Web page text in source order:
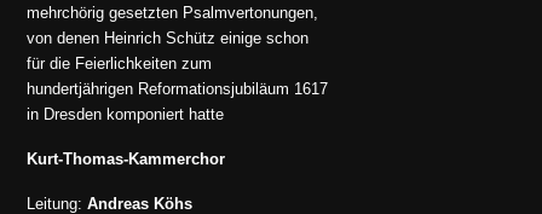
mehrchörig gesetzten Psalmvertonungen,
von denen Heinrich Schütz einige schon
für die Feierlichkeiten zum
hundertjährigen Reformationsjubiläum 1617
in Dresden komponiert hatte
Kurt-Thomas-Kammerchor
Leitung: Andreas Köhs